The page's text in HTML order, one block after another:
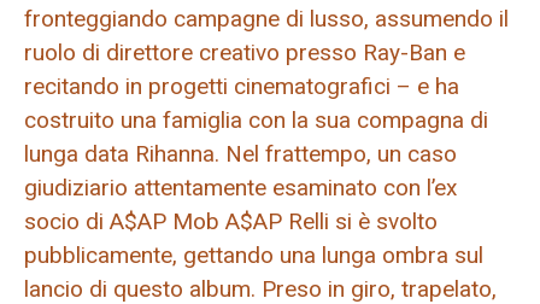
fronteggiando campagne di lusso, assumendo il
ruolo di direttore creativo presso Ray-Ban e
recitando in progetti cinematografici – e ha
costruito una famiglia con la sua compagna di
lunga data Rihanna. Nel frattempo, un caso
giudiziario attentamente esaminato con l’ex
socio di A$AP Mob A$AP Relli si è svolto
pubblicamente, gettando una lunga ombra sul
lancio di questo album. Preso in giro, trapelato,